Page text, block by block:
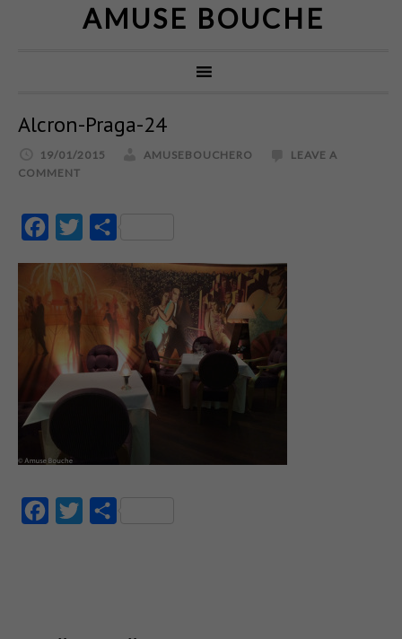
AMUSE BOUCHE
Alcron-Praga-24
19/01/2015 AMUSEBOUCHERO
LEAVE A
COMMENT
FacebookTwitter
FacebookTwitter